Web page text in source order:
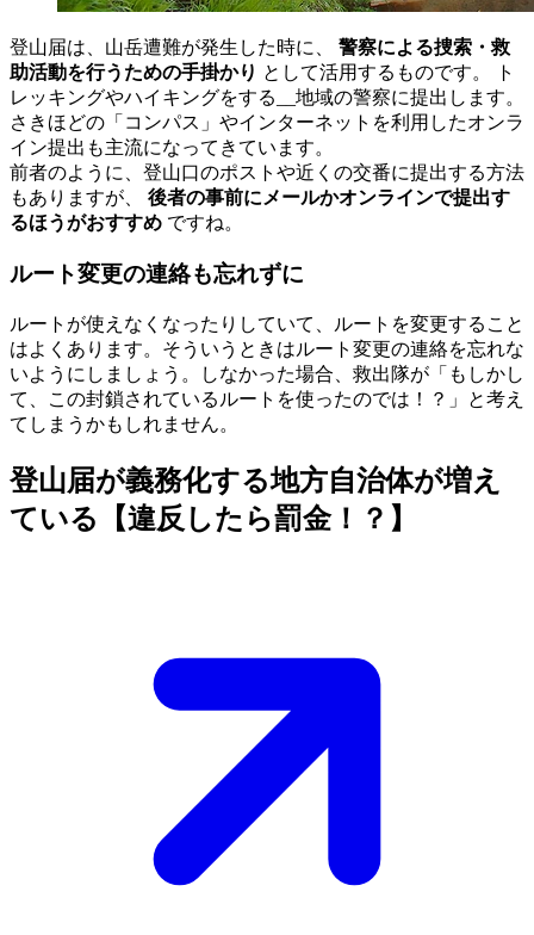
登山届は、山岳遭難が発生した時に、 警察による捜索・救
助活動を行うための手掛かり として活用するものです。 ト
レッキングやハイキングをする__地域の警察に提出します。
さきほどの「コンパス」やインターネットを利用したオンラ
イン提出も主流になってきています。
前者のように、登山口のポストや近くの交番に提出する方法
もありますが、 後者の事前にメールかオンラインで提出す
るほうがおすすめ ですね。
ルート変更の連絡も忘れずに
ルートが使えなくなったりしていて、ルートを変更すること
はよくあります。そういうときはルート変更の連絡を忘れな
いようにしましょう。しなかった場合、救出隊が「もしかし
て、この封鎖されているルートを使ったのでは！？」と考え
てしまうかもしれません。
登山届が義務化する地方自治体が増え
ている【違反したら罰金！？】